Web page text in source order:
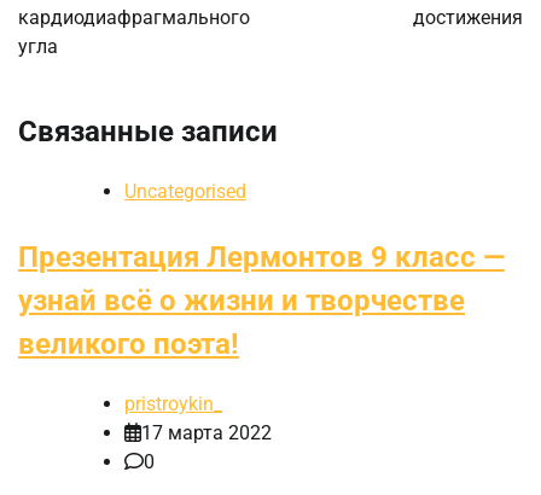
кардиодиафрагмального
угла
достижения
Связанные записи
Uncategorised
Презентация Лермонтов 9 класс —
узнай всё о жизни и творчестве
великого поэта!
pristroykin_
17 марта 2022
0